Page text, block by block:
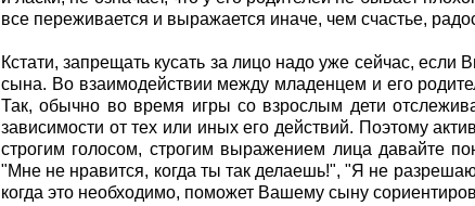
все переживается и выражается иначе, чем счастье,
Кстати, запрещать кусать за лицо надо уже сейчас,
сына. Во взаимодействии между младенцем и его
Так, обычно во время игры со взрослым дети
зависимости от тех или иных его действий. Поэтому
строгим голосом, строгим выражением лица давайте
"Мне не нравится, когда ты так делаешь!", "Я не
когда это необходимо, поможет Вашему сыну